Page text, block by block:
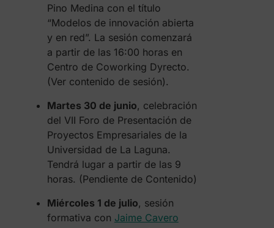
Pino Medina con el título
“Modelos de innovación abierta
y en red”. La sesión comenzará
a partir de las 16:00 horas en
Centro de Coworking Dyrecto.
(Ver contenido de sesión).
Martes 30 de junio, celebración
del VII Foro de Presentación de
Proyectos Empresariales de la
Universidad de La Laguna.
Tendrá lugar a partir de las 9
horas. (Pendiente de Contenido)
Miércoles 1 de julio, sesión
formativa con Jaime Cavero